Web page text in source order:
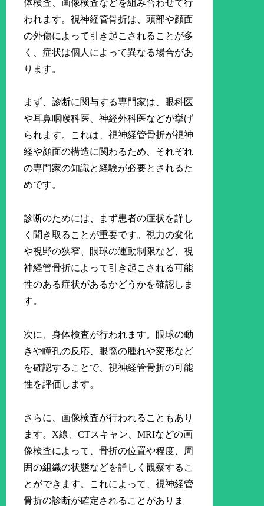
体検査、画像検査などを組み合わせて行
われます。視神経管骨折は、頭部や顔面
の外傷によって引き起こされることが多
く、症状は個人によって異なる場合があ
ります。
まず、診断に関与する専門家は、眼科医
や耳鼻咽喉科医、神経外科医などが挙げ
られます。これは、視神経管骨折が視神
経や顔面の構造に関わるため、それぞれ
の専門家の知識と経験が必要とされるた
めです。
診断のためには、まず患者の症状を詳し
く聞き取ることが重要です。視力の変化
や視野の狭窄、眼球の運動制限など、視
神経管骨折によって引き起こされる可能
性のある症状があるかどうかを確認しま
す。
次に、身体検査が行われます。眼球の動
きや瞳孔の反応、眼窩の腫れや変形など
を確認することで、視神経管骨折の可能
性を評価します。
さらに、画像検査が行われることもあり
ます。X線、CTスキャン、MRIなどの画
像検査によって、骨折の位置や程度、周
囲の組織の状態などを詳しく観察するこ
とができます。これによって、視神経管
骨折の診断が確定されることがありま